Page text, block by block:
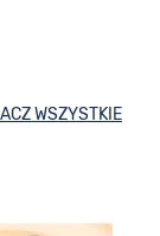
WSZYSTKIE